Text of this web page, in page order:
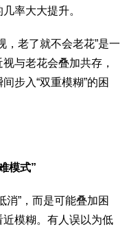
率大大提升。
，老了就不会老花”是一
与老花会叠加共存，
步入“双重模糊”的困
模式”
消”，而是可能叠加困
模糊。有人误以为低